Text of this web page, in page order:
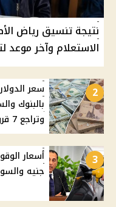
نتيجة تنسيق رياض
الاستعلام وآخر موعد
2
بالبنوك
وتراجع 7 قروش
3
جنيه والسولار